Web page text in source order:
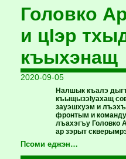
Головко
и цIэр
къыхэнащ
2020-09-05
Налшык къалэ
къыщызэIуахащ
зауэшхуэм и
фронтым и
лъахэгъу Головко
ар зэрыт
Псоми еджэн…